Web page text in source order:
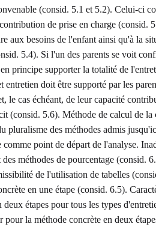
(consid. 5.1 et 5.2). Celui-ci
de prise en charge (consid.
aux besoins de l'enfant ainsi qu'à la
5.4). Si l'un des parents se voit
principe supporter la totalité de
entretien doit être supporté par les
le cas échéant, de leur capacité
(consid. 5.6). Méthode de calcul de
pluralisme des méthodes admis
comme point de départ de l'analyse.
des méthodes de pourcentage (consid.
de l'utilisation de tabelles
en une étape (consid. 6.5).
deux étapes pour tous les types
pour la méthode concrète en deux